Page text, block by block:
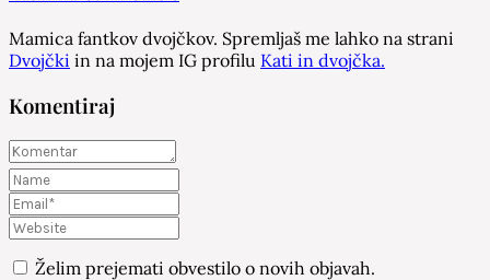
Mamica fantkov dvojčkov. Spremljaš me lahko na strani
Dvojčki in na mojem IG profilu Kati in dvojčka.
Komentiraj
Želim prejemati obvestilo o novih objavah.